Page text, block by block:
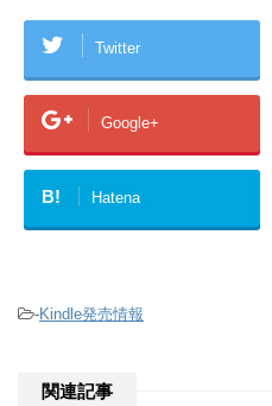
Twitter
Google+
B! Hatena
-Kindle発売情報
関連記事